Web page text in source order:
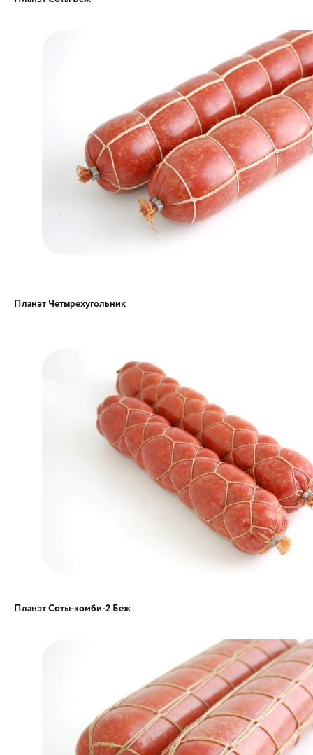
Планэт Четырехугольник
Планэт Соты-комби-2 Беж